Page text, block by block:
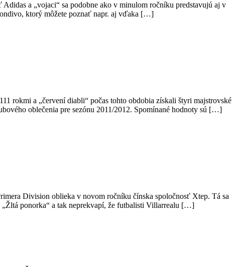
a „vojaci“ sa podobne ako v minulom ročníku predstavujú aj v
ktorý môžete poznať napr. aj vďaka […]
rokmi a „červení diabli“ počas tohto obdobia získali štyri majstrovské
oblečenia pre sezónu 2011/2012. Spomínané hodnoty sú […]
Division oblieka v novom ročníku čínska spoločnosť Xtep. Tá sa
ponorka“ a tak neprekvapí, že futbalisti Villarrealu […]